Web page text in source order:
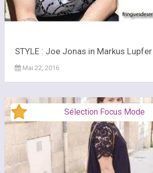
STYLE : Joe Jonas in Markus
Mai 22, 2016
Sélection Focus Mode